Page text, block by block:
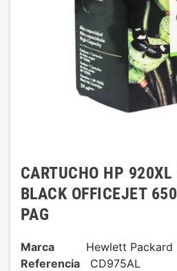
CARTUCHO HP
BLACK OFFICEJET
PAG
Marca
Hewlett Packard
Referencia
CD975AL